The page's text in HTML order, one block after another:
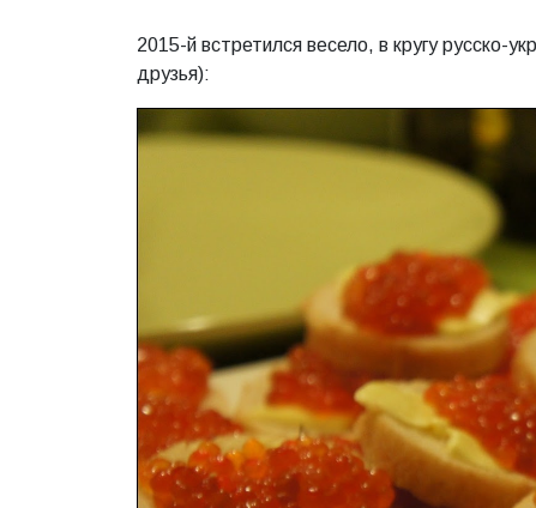
2015-й встретился весело, в кругу русско-
друзья):